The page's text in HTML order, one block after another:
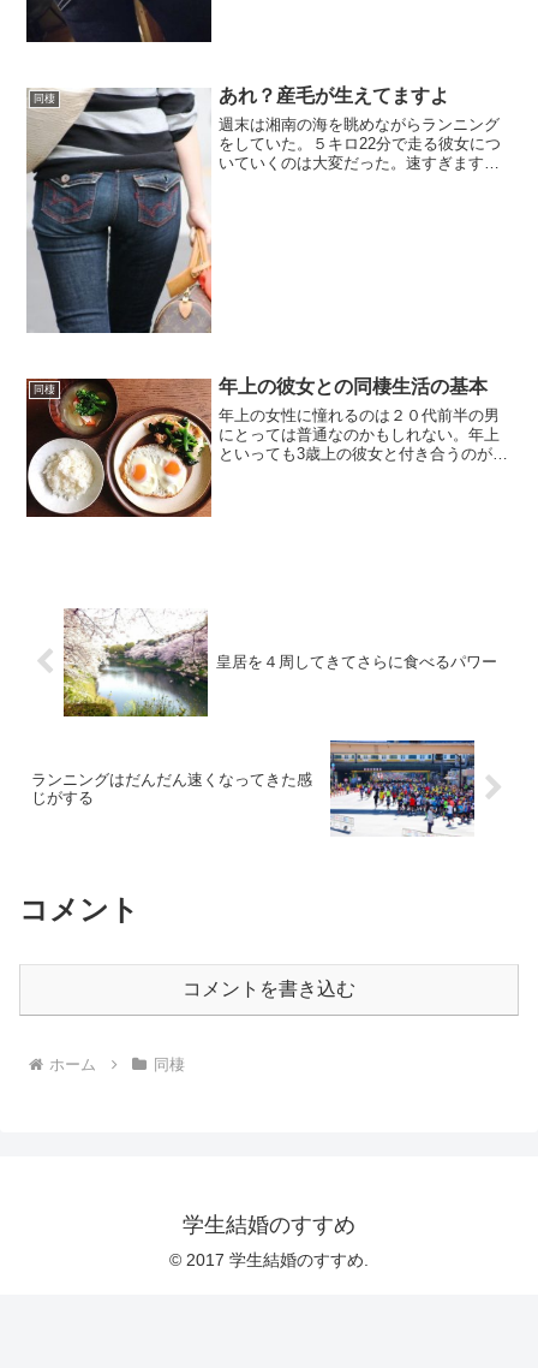
同棲 あれ？産毛が生えてますよ
週末は湘南の海を眺めながらランニング
をしていた。５キロ22分で走る彼女につ
いていくのは大変だった。速すぎます
同棲 年上の彼女との同棲生活の基本
年上の女性に憧れるのは２０代前半の男
にとっては普通なのかもしれない。年上
といっても3歳上の彼女と付き合うのが多
皇居を４周してきてさらに食べるパワー
ランニングはだんだん速くなってきた感
じがする
コメント
コメントを書き込む
ホーム 同棲
学生結婚のすすめ
© 2017 学生結婚のすすめ.